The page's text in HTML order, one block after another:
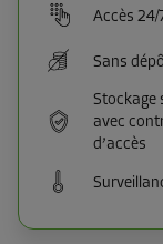
Accès 24/
Sans
Stockage
avec
d’accès